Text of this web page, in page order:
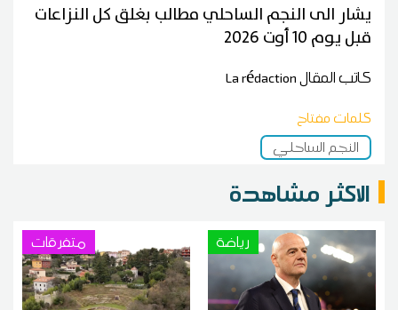
يشار الى النجم الساحلي مطالب بغلق كل النزاعات
قبل يوم 10 أوت 2026
كاتب المقالLa rédaction
كلمات مفتاح
النجم الساحلي
الاكثر مشاهدة
رياضة متفرقات